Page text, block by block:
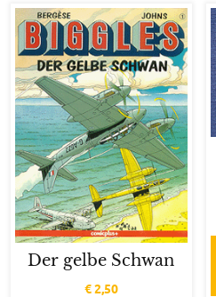
Der gelbe Schwan
€2,50